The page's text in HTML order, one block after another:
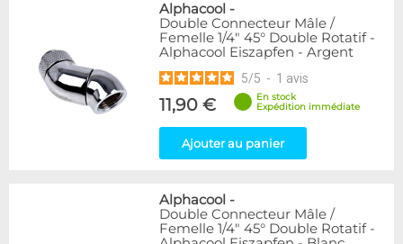
Alphacool -
Double Connecteur Mâle /
Femelle 1/4" 45° Double Rotatif -
Alphacool Eiszapfen - Argent
5/5 - 1 avis
11,90 €
En stock
Expédition immédiate
Ajouter au panier
Alphacool -
Double Connecteur Mâle /
Femelle 1/4" 45° Double Rotatif -